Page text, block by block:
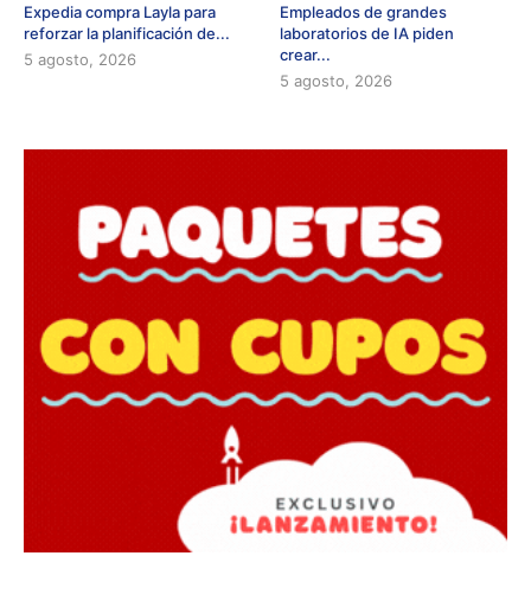
Expedia compra Layla para
reforzar la planificación de...
5 agosto, 2026
Empleados de grandes
laboratorios de IA piden
crear...
5 agosto, 2026